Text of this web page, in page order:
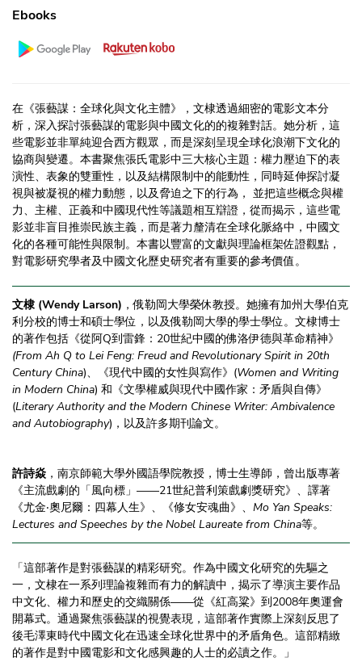
Ebooks
在《張藝謀：全球化與文化主體》，文棣透過細密的電影文本分
析，深入探討張藝謀的電影與中國文化的的複雜對話。她分析，這
些電影並非單純迎合西方觀眾，而是深刻呈現全球化浪潮下文化的
協商與變遷。本書聚焦張氏電影中三大核心主題：權力壓迫下的表
演性、表象的雙重性，以及結構限制中的能動性，同時延伸探討凝
視與被凝視的權力動態，以及脅迫之下的行為， 並把這些概念與權
力、主權、正義和中國現代性等議題相互辯證，從而揭示，這些電
影並非盲目推崇民族主義，而是著力釐清在全球化脈絡中，中國文
化的各種可能性與限制。本書以豐富的文獻與理論框架佐證觀點，
對電影研究學者及中國文化歷史研究者有重要的參考價值。
文棣 (Wendy Larson) ，俄勒岡大學榮休教授。她擁有加州大學伯克
利分校的博士和碩士學位，以及俄勒岡大學的學士學位。文棣博士
的著作包括《從阿Q到雷鋒：20世紀中國的佛洛伊德與革命精神》
(From Ah Q to Lei Feng: Freud and Revolutionary Spirit in 20th
Century China)、《現代中國的女性與寫作》(Women and Writing
in Modern China) 和《文學權威與現代中國作家：矛盾與自傳》
(Literary Authority and the Modern Chinese Writer: Ambivalence
and Autobiography)，以及許多期刊論文。
許詩焱 ，南京師範大學外國語學院教授，博士生導師，曾出版專著
《主流戲劇的「風向標」——21世紀普利策戲劇獎研究》、譯著
《尤金‧奧尼爾：四幕人生》、《修女安魂曲》、 Mo Yan Speaks:
Lectures and Speeches by the Nobel Laureate from China等。
「這部著作是對張藝謀的精彩研究。作為中國文化研究的先驅之
一，文棣在一系列理論複雜而有力的解讀中，揭示了導演主要作品
中文化、權力和歷史的交織關係——從《紅高粱》到2008年奧運會
開幕式。通過聚焦張藝謀的視覺表現，這部著作實際上深刻反思了
後毛澤東時代中國文化在迅速全球化世界中的矛盾角色。這部精緻
的著作是對中國電影和文化感興趣的人士的必讀之作。」